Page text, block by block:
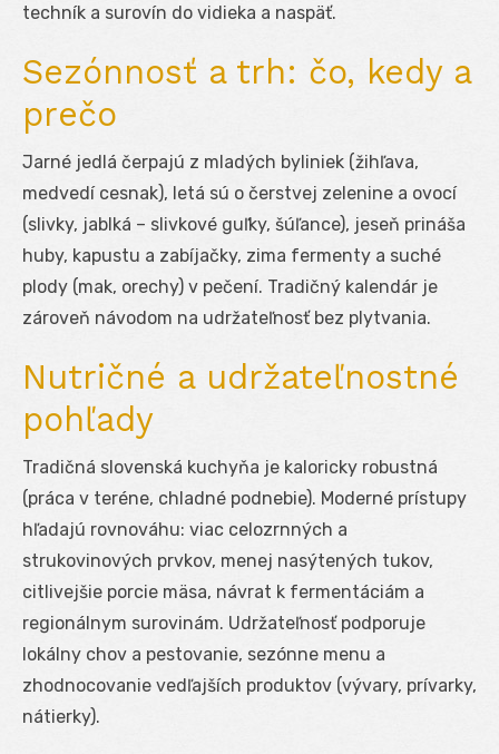
techník a surovín do vidieka a naspäť.
Sezónnosť a trh: čo, kedy a
prečo
Jarné jedlá čerpajú z mladých byliniek (žihľava,
medvedí cesnak), letá sú o čerstvej zelenine a ovocí
(slivky, jablká – slivkové guľky, šúľance), jeseň prináša
huby, kapustu a zabíjačky, zima fermenty a suché
plody (mak, orechy) v pečení. Tradičný kalendár je
zároveň návodom na udržateľnosť bez plytvania.
Nutričné a udržateľnostné
pohľady
Tradičná slovenská kuchyňa je kaloricky robustná
(práca v teréne, chladné podnebie). Moderné prístupy
hľadajú rovnováhu: viac celozrnných a
strukovinových prvkov, menej nasýtených tukov,
citlivejšie porcie mäsa, návrat k fermentáciám a
regionálnym surovinám. Udržateľnosť podporuje
lokálny chov a pestovanie, sezónne menu a
zhodnocovanie vedľajších produktov (vývary, prívarky,
nátierky).